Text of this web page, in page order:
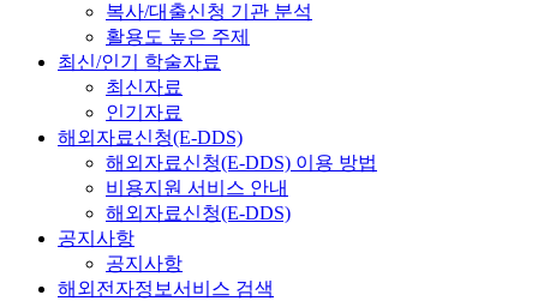
복사/대출신청 기관 분석
활용도 높은 주제
최신/인기 학술자료
최신자료
인기자료
해외자료신청(E-DDS)
해외자료신청(E-DDS) 이용 방법
비용지원 서비스 안내
해외자료신청(E-DDS)
공지사항
공지사항
해외전자정보서비스 검색